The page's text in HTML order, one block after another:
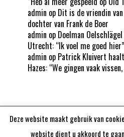
admin op Dit is de vriendin
dochter van Frank de Boer
admin op Doelman
Utrecht: “Ik voel me goed hier”
admin op Patrick Kluivert
Hazes: “We gingen vaak
Aangedreven door
Deze website maakt gebruik van
website dient u akkoord te